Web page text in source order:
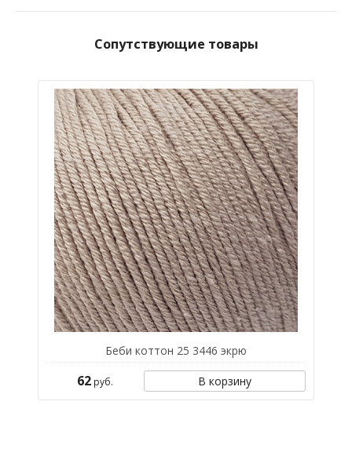
Сопутствующие товары
Беби коттон 25 3446 экрю
62 руб. В корзину